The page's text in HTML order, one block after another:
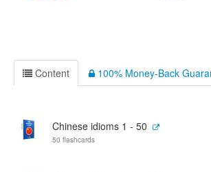
Content 100% Money-Back
Chinese idioms 1 - 50
50 flashcards